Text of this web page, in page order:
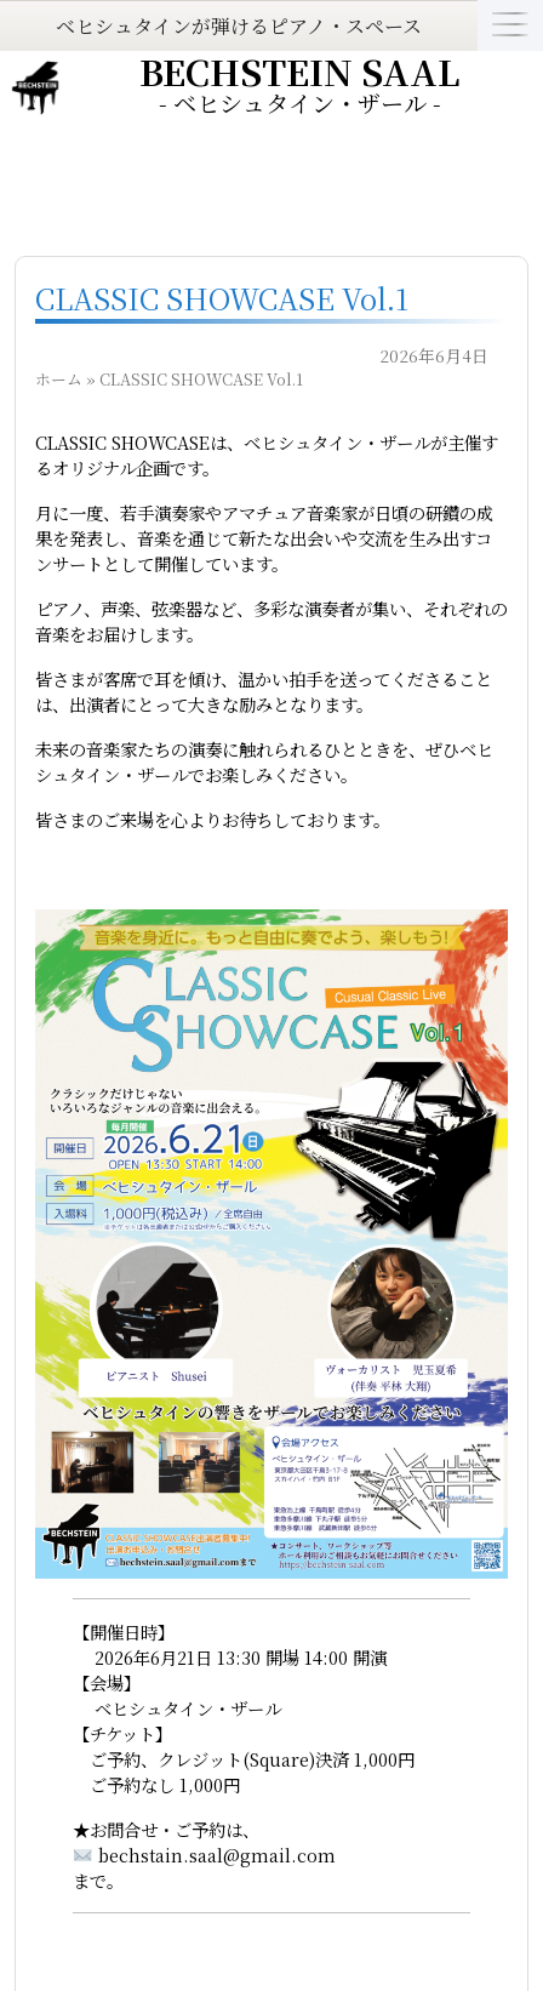
ベヒシュタインが弾けるピアノ・スペース
BECHSTEIN SAAL
- ベヒシュタイン・ザール -
CLASSIC SHOWCASE Vol.1
2026年6月4日
ホーム » CLASSIC SHOWCASE Vol.1
CLASSIC SHOWCASEは、ベヒシュタイン・ザールが主催す
るオリジナル企画です。
月に一度、若手演奏家やアマチュア音楽家が日頃の研鑽の成
果を発表し、音楽を通じて新たな出会いや交流を生み出すコ
ンサートとして開催しています。
ピアノ、声楽、弦楽器など、多彩な演奏者が集い、それぞれの
音楽をお届けします。
皆さまが客席で耳を傾け、温かい拍手を送ってくださること
は、出演者にとって大きな励みとなります。
未来の音楽家たちの演奏に触れられるひとときを、ぜひベヒ
シュタイン・ザールでお楽しみください。
皆さまのご来場を心よりお待ちしております。
【開催日時】
2026年6月21日 13:30 開場 14:00 開演
【会場】
ベヒシュタイン・ザール
【チケット】
ご予約、クレジット(Square)決済 1,000円
ご予約なし 1,000円
★お問合せ・ご予約は、
bechstain.saal@gmail.com
まで。